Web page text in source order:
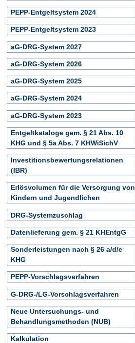
PEPP-Entgeltsystem 2024
PEPP-Entgeltsystem 2023
aG-DRG-System 2027
aG-DRG-System 2026
aG-DRG-System 2025
aG-DRG-System 2024
aG-DRG-System 2023
Entgeltkataloge gem. § 21 Abs. 10
KHG und § 5a Abs. 7 KHWiSichV
Investitionsbewertungsrelationen
(IBR)
Erlösvolumen für die Versorgung von
Kindern und Jugendlichen
DRG-Systemzuschlag
Datenlieferung gem. § 21 KHEntgG
Sonderleistungen nach § 26 a/d/e
KHG
PEPP-Vorschlagsverfahren
G-DRG-/LG-Vorschlagsverfahren
Neue Untersuchungs- und
Behandlungsmethoden (NUB)
Kalkulation